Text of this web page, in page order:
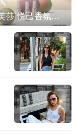
IPSA茵芙莎 悦己香氛凝露上市